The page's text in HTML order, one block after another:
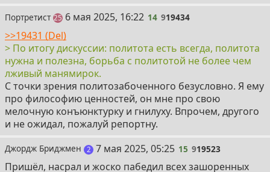
Портретист 25постов
14
6 мая 2025, 16:22 14 919434
>>19431 (Del)
> По итогу дискуссии: политота есть всегда, политота
нужна и полезна, борьба с политотой не более чем
лживый манямирок.
С точки зрения политозабоченного безусловно. Я ему
про философию ценностей, он мне про свою
мелочную конъюнктурку и гнилуху. Впрочем, другого
и не ожидал, пожалуй репортну.
Джордж Бриджмен 2поста
15
7 мая 2025, 05:25 15 919523
Пришёл, насрал и жоско пабедил всех зашоренных